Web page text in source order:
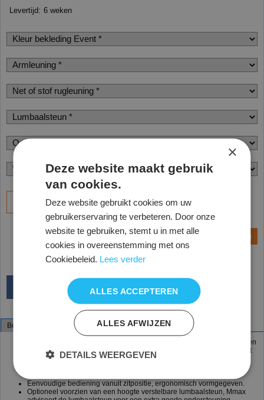
Levertijd: 6 weken
Bestel
Vraag een offerte aan Vraag een monster aan
Beschrijving
De Girsberger Yanos met de Runner net rugleuning ondersteunt op een
comfortabel en ergonomisch manier. Door de meeverende netrug past
de stoel zich precies aan uw rug aan.
Eenvoudige bediening vanuit zitpositie, ergonomisch vormgegeven.
Optioneel voorzien van een hoogte verstelbare lumbaalsteun, Mmax
×
Deze website maakt gebruik
van cookies.
Deze website gebruikt cookies om uw
gebruikerservaring te verbeteren. Door onze
website te gebruiken, stemt u in met alle
cookies in overeenstemming met ons
Cookiebeleid. Lees verder
ALLES ACCEPTEREN
ALLES AFWIJZEN
DETAILS WEERGEVEN